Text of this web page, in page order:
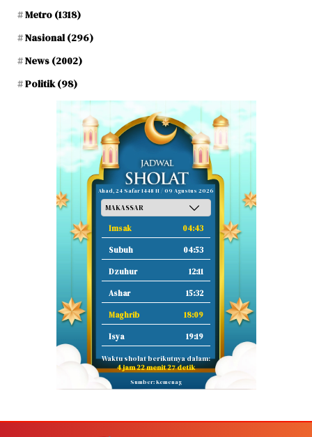
Metro (1318)
Nasional(296)
News (2002)
Politik(98)
Ahad, 24 Safar 1448 H / 09 Agustus 2026
Imsak 04:43
Subuh 04:53
Dzuhur 12:11
Ashar 15:32
Maghrib 18:09
Isya 19:19
Waktu sholat berikutnya dalam:
4 jam 22 menit 26 detik
Sumber: Kemenag